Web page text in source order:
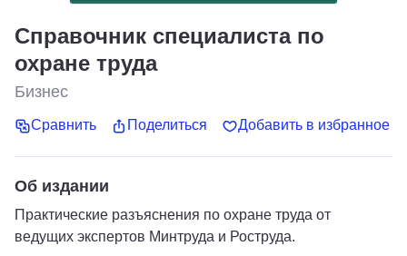
Справочник специалиста по
охране труда
Бизнес
Сравнить Поделиться Добавить в избранное
Об издании
Практические разъяснения по охране труда от
ведущих экспертов Минтруда и Роструда.